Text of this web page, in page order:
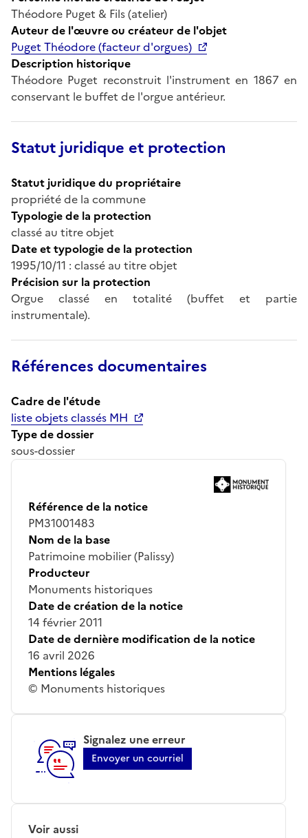
Théodore Puget & Fils (atelier)
Auteur de l'œuvre ou créateur de l'objet
Puget Théodore (facteur d'orgues)
Description historique
Théodore Puget reconstruit l'instrument en 1867 en
conservant le buffet de l'orgue antérieur.
Statut juridique et protection
Statut juridique du propriétaire
propriété de la commune
Typologie de la protection
classé au titre objet
Date et typologie de la protection
1995/10/11 : classé au titre objet
Précision sur la protection
Orgue classé en totalité (buffet et partie
instrumentale).
Références documentaires
Cadre de l'étude
liste objets classés MH
Type de dossier
sous-dossier
Référence de la notice
PM31001483
Nom de la base
Patrimoine mobilier (Palissy)
Producteur
Monuments historiques
Date de création de la notice
14 février 2011
Date de dernière modification de la notice
16 avril 2026
Mentions légales
© Monuments historiques
Signalez une erreur
Envoyer un courriel
Voir aussi